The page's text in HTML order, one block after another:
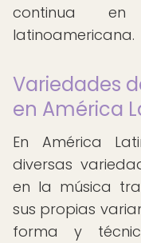
continua
latinoamericana.
Variedades
en América
En América
diversas
en la música
sus propias
forma y